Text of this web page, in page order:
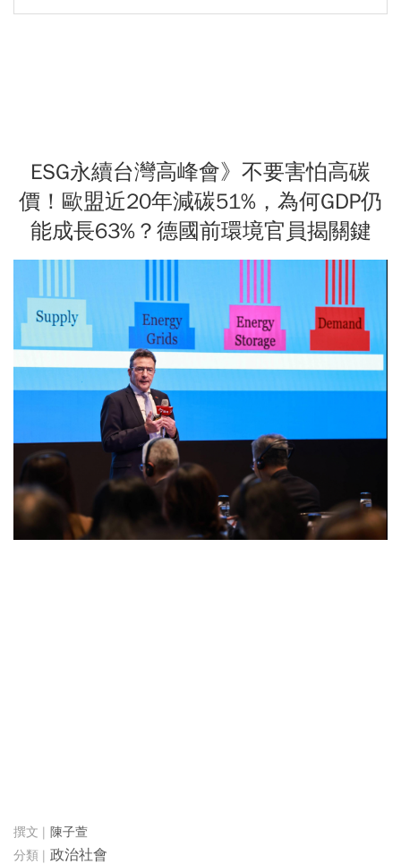
ESG永續台灣高峰會》不要害怕高碳
價！歐盟近20年減碳51%，為何GDP仍
能成長63%？德國前環境官員揭關鍵
陳子萱
政治社會